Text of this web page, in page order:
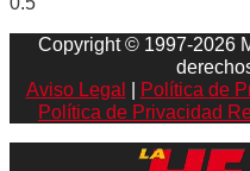
Copyright © 1997-2026
Aviso Legal
Política de
Política de Privacidad